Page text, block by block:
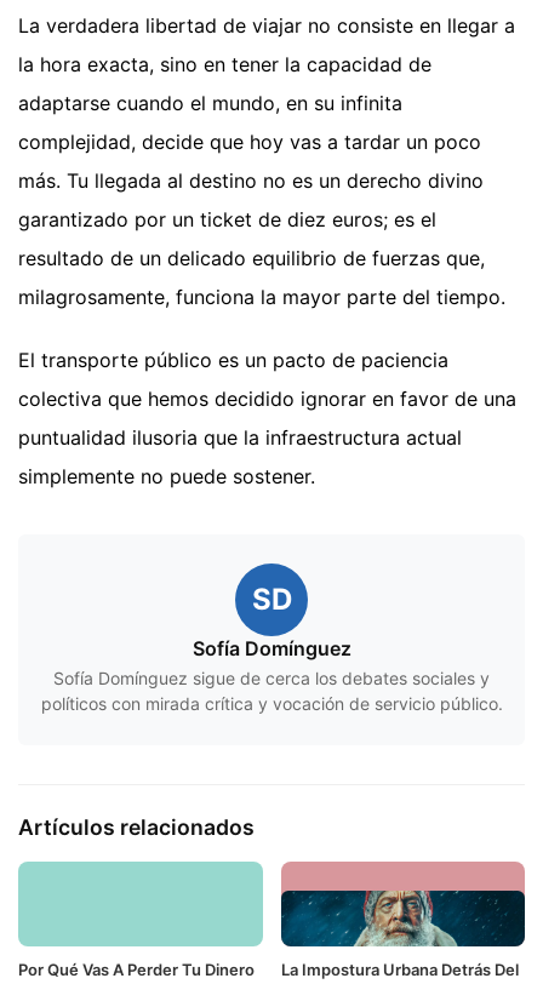
La verdadera libertad de viajar no consiste en llegar a
la hora exacta, sino en tener la capacidad de
adaptarse cuando el mundo, en su infinita
complejidad, decide que hoy vas a tardar un poco
más. Tu llegada al destino no es un derecho divino
garantizado por un ticket de diez euros; es el
resultado de un delicado equilibrio de fuerzas que,
milagrosamente, funciona la mayor parte del tiempo.
El transporte público es un pacto de paciencia
colectiva que hemos decidido ignorar en favor de una
puntualidad ilusoria que la infraestructura actual
simplemente no puede sostener.
SD
Sofía Domínguez
Sofía Domínguez sigue de cerca los debates sociales y
políticos con mirada crítica y vocación de servicio público.
Artículos relacionados
Por Qué Vas A Perder Tu Dinero
La Impostura Urbana Detrás Del